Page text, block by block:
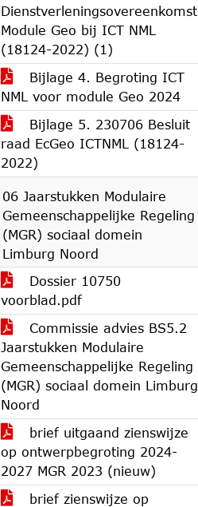
Dienstverleningsovereenkomst
Module Geo bij ICT NML
(18124-2022) (1)
Bijlage 4. Begroting ICT
NML voor module Geo 2024
Bijlage 5. 230706 Besluit
raad EcGeo ICTNML (18124-
2022)
06 Jaarstukken Modulaire
Gemeenschappelijke Regeling
(MGR) sociaal domein
Limburg Noord
Dossier 10750
voorblad.pdf
Commissie advies BS5.2
Jaarstukken Modulaire
Gemeenschappelijke Regeling
(MGR) sociaal domein Limburg
Noord
brief uitgaand zienswijze
op ontwerpbegroting 2024-
2027 MGR 2023 (nieuw)
brief zienswijze op